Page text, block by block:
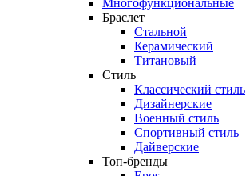
Многофункциональные
Браслет
Стальной
Керамический
Титановый
Стиль
Классический стиль
Дизайнерские
Военный стиль
Спортивный стиль
Дайверские
Топ-бренды